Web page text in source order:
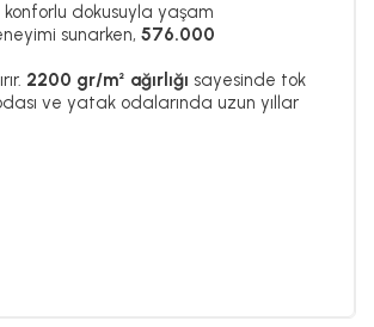
konforlu dokusuyla yaşam
sunarken, 576.000
2200 gr/m² ağırlığı sayesinde tok
ve yatak odalarında uzun yıllar